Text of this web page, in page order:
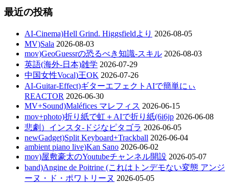
最近の投稿
AI-Cinema)Hell Grind. Higgsfieldより 2026-08-05
MV)Sala 2026-08-03
mov)GeoGuessrの恐るべき知識-スキル 2026-08-03
英語(海外-日本)雑学 2026-07-29
中国女性Vocal)王OK 2026-07-26
AI-Guitar-Effect)ギターエフェクトAIで簡単にぃ
REACTOR 2026-06-30
MV+Sound)Maléfices マレフィス 2026-06-15
mov+photo)折り紙で虹＋AIで折り紙(6i6jp 2026-06-08
悲劇）インスタ-ドジなピタゴラ 2026-06-05
newGadget)Split Keyboard+Trackball 2026-06-04
ambient piano live)Kan Sano 2026-06-02
mov)屋敷豪太のYoutubeチャンネル開設 2026-05-07
band)Angine de Poitrine (これはトンデモない変態 アンジ
ーヌ・ド・ポワトリーヌ 2026-05-05